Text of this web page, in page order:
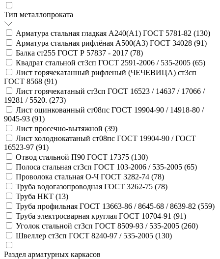
Тип металлопроката
Арматура стальная гладкая А240(А1) ГОСТ 5781-82 (130)
Арматура стальная рифлёная А500(А3) ГОСТ 34028 (91)
Балка ст255 ГОСТ Р 57837 - 2017 (78)
Квадрат стальной ст3сп ГОСТ 2591-2006 / 535-2005 (65)
Лист горячекатанный рифленый (ЧЕЧЕВИЦА) ст3сп
ГОСТ 8568 (91)
Лист горячекатаный ст3сп ГОСТ 16523 / 14637 / 17066 /
19281 / 5520. (273)
Лист оцинкованный ст08пс ГОСТ 19904-90 / 14918-80 /
9045-93 (91)
Лист просечно-вытяжной (39)
Лист холоднокатаный ст08пс ГОСТ 19904-90 / ГОСТ
16523-97 (91)
Отвод стальной П90 ГОСТ 17375 (130)
Полоса стальная ст3сп ГОСТ 103-2006 / 535-2005 (65)
Проволока стальная О-Ч ГОСТ 3282-74 (78)
Труба водогазопроводная ГОСТ 3262-75 (78)
Труба НКТ (13)
Труба профильная ГОСТ 13663-86 / 8645-68 / 8639-82 (559)
Труба электросварная круглая ГОСТ 10704-91 (91)
Уголок стальной ст3сп ГОСТ 8509-93 / 535-2005 (260)
Швеллер ст3сп ГОСТ 8240-97 / 535-2005 (130)
Раздел арматурных каркасов